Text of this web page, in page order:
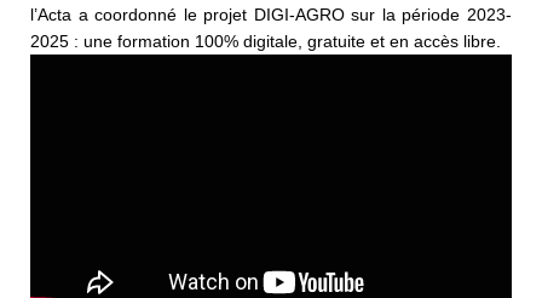
l’Acta a coordonné le projet DIGI-AGRO sur la période 2023-
2025 : une formation 100% digitale, gratuite et en accès libre.